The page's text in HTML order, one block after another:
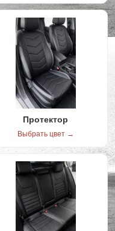
Протектор
Выбрать цвет →